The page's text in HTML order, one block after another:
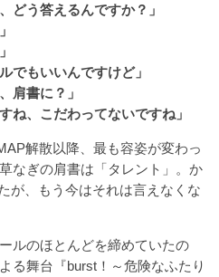
う答えるんですか？」
もいいんですけど」
肩書に？」
、こだわってないですね」
解散以降、最も容姿が変わっ
なぎの肩書は「タレント」。か
が、もう今はそれは言えなくな
ルのほとんどを締めていたの
る舞台『burst！～危険なふたり